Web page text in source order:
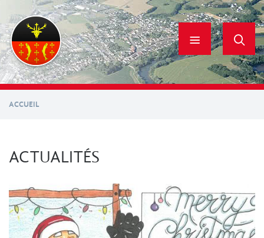
contenu
principal
ACCUEIL
ACTUALITÉS